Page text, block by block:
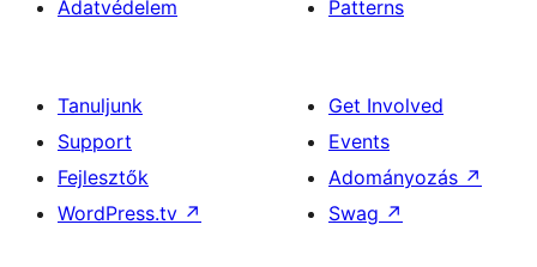
Adatvédelem
Patterns
Tanuljunk
Support
Fejlesztők
WordPress.tv ↗
Get Involved
Events
Adományozás ↗
Swag ↗